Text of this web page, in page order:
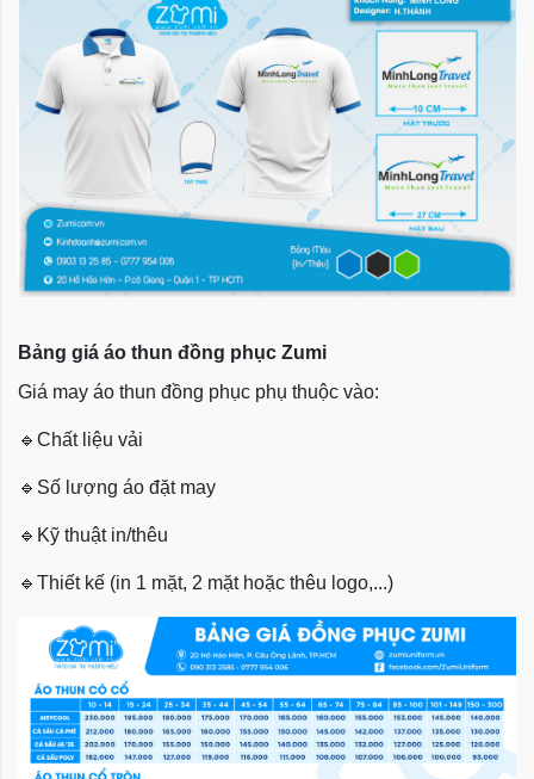
Bảng giá áo thun đồng phục Zumi
Giá may áo thun đồng phục phụ thuộc vào:
🔹 Chất liệu vải
🔹 Số lượng áo đặt may
🔹 Kỹ thuật in/thêu
🔹 Thiết kế (in 1 mặt, 2 mặt hoặc thêu logo,...)